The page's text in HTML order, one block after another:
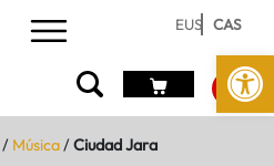
Abrir
EUS CAS
/ Música/Ciudad Jara